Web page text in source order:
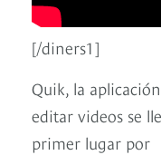
[/diners1]
Quik, la
editar videos se
primer lugar por